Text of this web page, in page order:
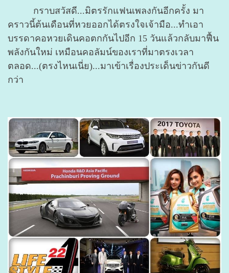
กราบสวัสดี...มิตรรักแฟนเพลงกันอีกครั้ง มา
คราวนี้ต้นเดือนที่หวยออกได้ตรงใจเจ้ามือ...ทำเอา
บรรดาคอหวยเดินคอตกกันไปอีก 15 วันแล้วกลับมาฟื้น
พลังกันใหม่ เหมือนคอลัมน์ของเราที่มาตรงเวลา
ตลอด...(ตรงไหนเนี่ย)...มาเข้าเรื่องประเด็นข่าวกันดี
กว่า